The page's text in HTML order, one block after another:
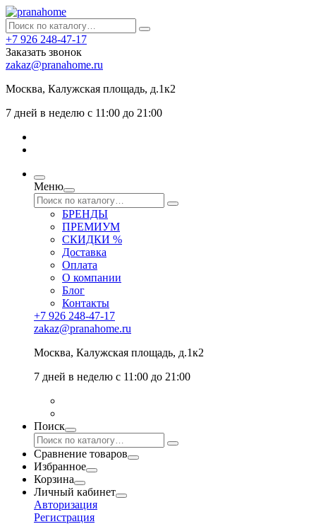
+7 926 248-47-17
Заказать звонок
zakaz@pranahome.ru
Москва, Калужская площадь, д.1к2
7 дней в неделю с 11:00 до 21:00
Меню
БРЕНДЫ
ПРЕМИУМ
СКИДКИ %
Доставка
Оплата
О компании
Блог
Контакты
+7 926 248-47-17
zakaz@pranahome.ru
Москва, Калужская площадь, д.1к2
7 дней в неделю с 11:00 до 21:00
Поиск
Сравнение товаров
Избранное
Корзина
Личный кабинет
Авторизация
Регистрация